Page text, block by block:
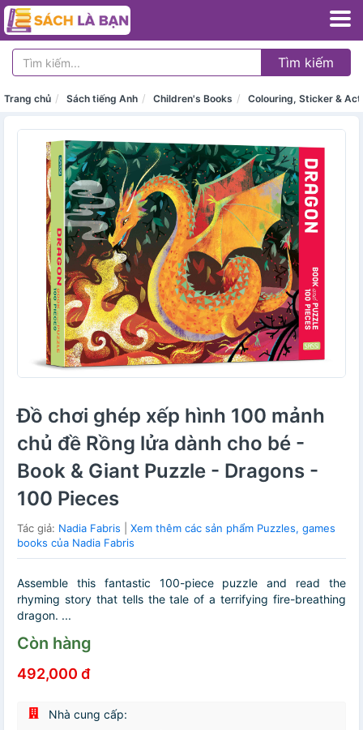
Tìm kiếm
Trang chủ Sách tiếng Anh Children's Books Colouring, Sticker &
Đồ chơi ghép xếp hình 100 mảnh
chủ đề Rồng lửa dành cho bé -
Book & Giant Puzzle - Dragons -
100 Pieces
Tác giả: Nadia Fabris
Xem thêm các sản phẩm Puzzles, games
books của Nadia Fabris
Assemble this fantastic 100-piece puzzle and read the
rhyming story that tells the tale of a terrifying fire-breathing
dragon. ...
Còn hàng
492,000 đ
Nhà cung cấp: